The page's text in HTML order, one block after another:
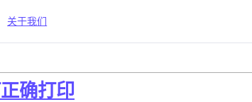
关于我们
确打印